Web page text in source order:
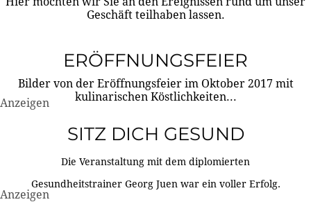
Geschäft teilhaben lassen.
ERÖFFNUNGSFEIER
Bilder von der Eröffnungsfeier im Oktober 2017 mit
kulinarischen Köstlichkeiten...
Anzeigen
SITZ DICH GESUND
Die Veranstaltung mit dem diplomierten
Gesundheitstrainer Georg Juen war ein voller Erfolg.
Anzeigen